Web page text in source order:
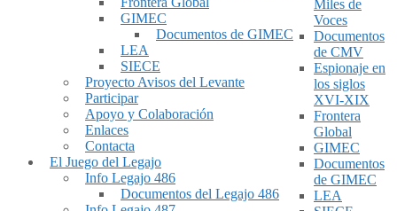
GIMEC
Documentos de GIMEC
LEA
SIECE
Proyecto Avisos del Levante
Participar
Apoyo y Colaboración
Enlaces
Contacta
El Juego del Legajo
Info Legajo 486
Documentos del Legajo 486
Miles de
Voces
Documentos
de CMV
Espionaje en
los siglos
XVI-XIX
Frontera
Global
GIMEC
Documentos
de GIMEC
LEA